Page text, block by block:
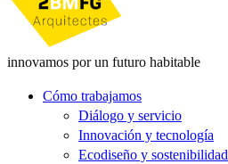
innovamos por un futuro habitable
Cómo trabajamos
Diálogo y servicio
Innovación y tecnología
Ecodiseño y sostenibilidad